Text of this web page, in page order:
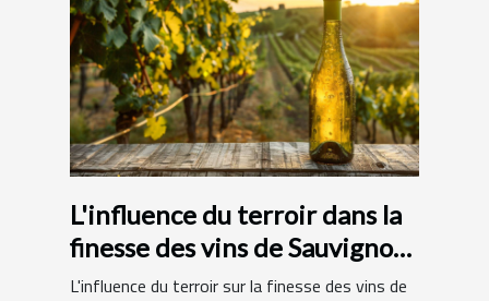
L'influence du terroir dans la
finesse des vins de Sauvignon
Blanc
L'influence du terroir sur la finesse des vins de